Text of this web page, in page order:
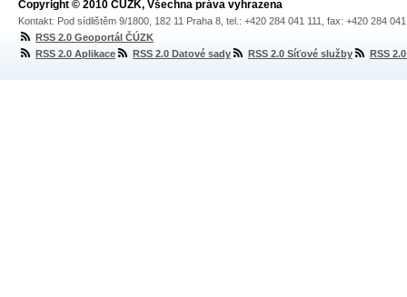
Copyright © 2010 ČÚZK, Všechna práva vyhrazena
Kontakt: Pod sídlištěm 9/1800, 182 11 Praha 8, tel.: +420 284 041 111, fax: +420 284
RSS 2.0 Geoportál ČÚZK
RSS 2.0 Aplikace
RSS 2.0 Datové sady RSS 2.0 Síťové služby RSS